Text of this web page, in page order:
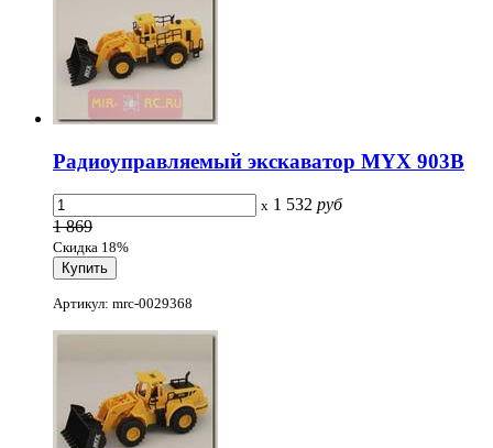
Радиоуправляемый экскаватор MYX 903B
x 1 532 руб
1 869
Скидка 18%
Артикул: mrc-0029368